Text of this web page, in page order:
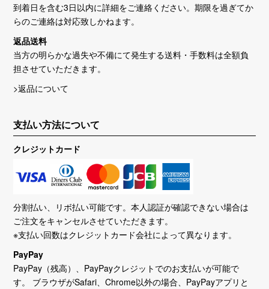
到着日を含む3日以内に詳細をご連絡ください。期限を過ぎてか
らのご連絡は対応致しかねます。
返品送料
当方の明らかな過失や不備にて発生する送料・手数料は全額負
担させていただきます。
>返品について
支払い方法について
クレジットカード
分割払い、リボ払い可能です。本人認証が確認できない場合は
ご注文をキャンセルさせていただきます。
※支払い回数はクレジットカード会社によって異なります。
PayPay
PayPay（残高）、PayPayクレジットでのお支払いが可能で
す。 ブラウザがSafari、Chrome以外の場合、PayPayアプリと